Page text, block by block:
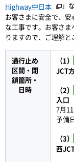
Highway中日本
」
お客さまに安全で、
な工事です。お客さ
りますので、ご理解と
通行止め
区間・閉
鎖箇所・
日時
（1）
JCT
（2）
入口
7月
予備
（3）
西